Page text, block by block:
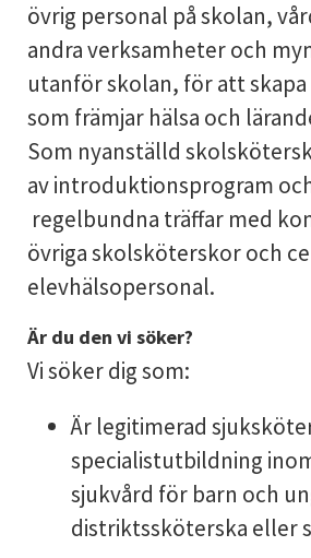
övrig personal på skolan,
andra verksamheter och
utanför skolan, för att
som främjar hälsa och
Som nyanställd
av introduktionsprogram
regelbundna träffar med
övriga skolsköterskor och
elevhälsopersonal.
Är du den vi söker?
Vi söker dig som:
Är legitimerad
specialistutbildning
sjukvård för barn och
distriktssköterska eller